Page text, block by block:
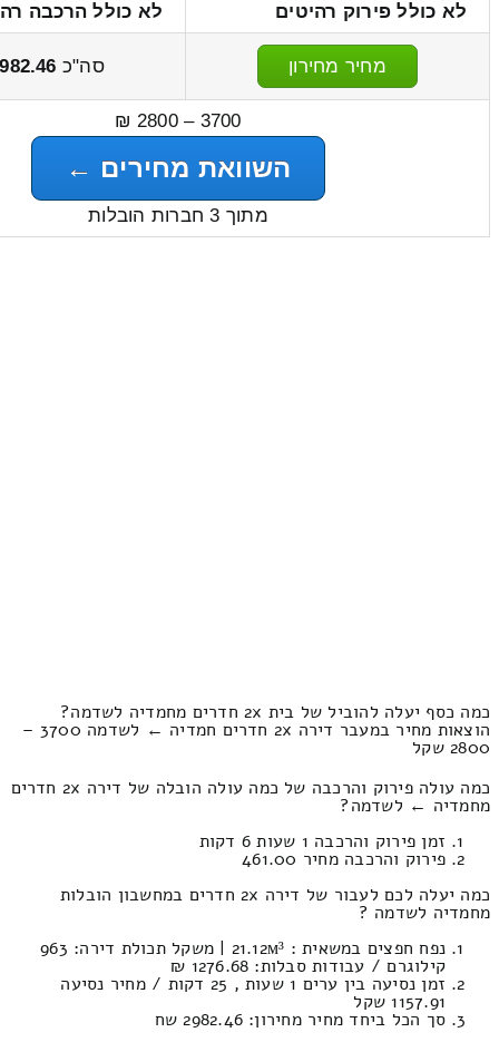
לא כולל פירוק רהיטים
לא כולל הרכבה
מחיר מחירון סה"כ
3700 – 2800 ₪
השוואת מחירים ←
מתוך 3 חברות הובלות
כמה כסף יעלה להוביל של בית 2x חדרים מחמדיה לשדמה?
הוצאות מחיר במעבר דירה 2x חדרים חמדיה ← לשדמה 3700 –
2800 שקל
כמה עולה פירוק והרכבה של כמה עולה הובלה של דירה 2x חדרים
מחמדיה ← לשדמה?
זמן פירוק והרכבה 1 שעות 6 דקות
פירוק והרכבה מחיר 461.00
כמה יעלה לכם לעבור של דירה 2x חדרים במחשבון הובלות
מחמדיה לשדמה ?
נפח חפצים במשאית : 21.12м³ | משקל תכולת דירה: 963
קילוגרם / עבודות סבלות: 1276.68 ₪
זמן נסיעה בין ערים 1 שעות , 25 דקות / מחיר נסיעה
1157.91 שקל
סך הכל ביחד מחיר מחירון: 2982.46 שח